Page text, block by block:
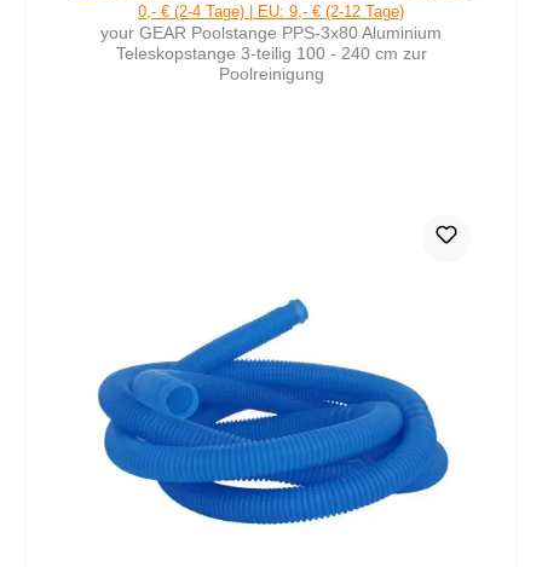
0,- € (2-4 Tage) | EU: 9,- € (2-12 Tage)
your GEAR Poolstange PPS-3x80 Aluminium
Teleskopstange 3-teilig 100 - 240 cm zur
Poolreinigung